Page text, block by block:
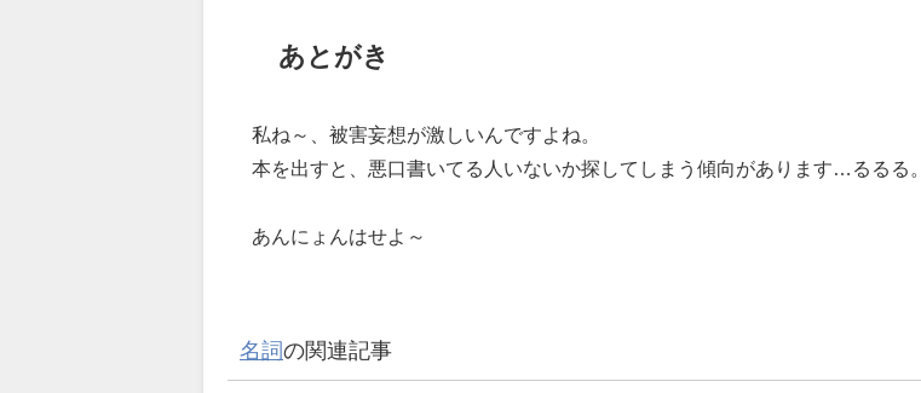
あとがき
私ね～、被害妄想が激しいんですよね。
本を出すと、悪口書いてる人いないか探してしまう傾向があります…るるる。
あんにょんはせよ～
名詞の関連記事